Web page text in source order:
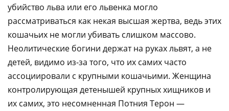
убийство льва или его львенка могло
рассматриваться как некая высшая жертва, ведь этих
кошачьих не могли убивать слишком массово.
Неолитические богини держат на руках львят, а не
детей, видимо из-за того, что их самих часто
ассоциировали с крупными кошачьими. Женщина
контролирующая детенышей крупных хищников и
их самих, это несомненная Потния Терон —